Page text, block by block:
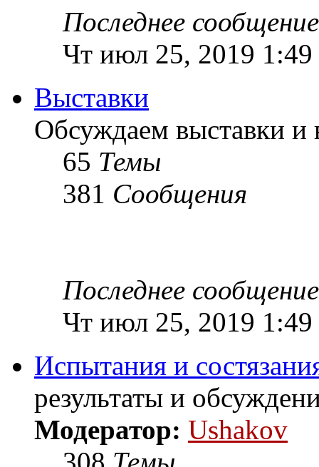
Последнее сообщение
Чт июл 25, 2019 1:49
Выставки
Обсуждаем выставки и
65 Темы
381 Сообщения
Последнее сообщение
Чт июл 25, 2019 1:49
Испытания и
результаты и
Модератор: Ushakov